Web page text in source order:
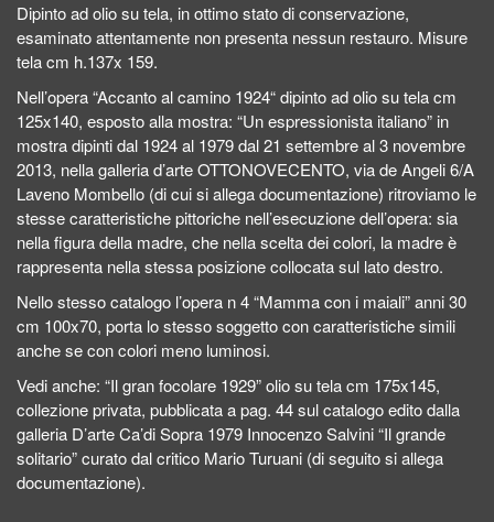
Dipinto ad olio su tela, in ottimo stato di conservazione,
esaminato attentamente non presenta nessun restauro. Misure
tela cm h.137x 159.
Nell’opera “Accanto al camino 1924“ dipinto ad olio su tela cm
125x140, esposto alla mostra: “Un espressionista italiano” in
mostra dipinti dal 1924 al 1979 dal 21 settembre al 3 novembre
2013, nella galleria d’arte OTTONOVECENTO, via de Angeli 6/A
Laveno Mombello (di cui si allega documentazione) ritroviamo le
stesse caratteristiche pittoriche nell’esecuzione dell’opera: sia
nella figura della madre, che nella scelta dei colori, la madre è
rappresenta nella stessa posizione collocata sul lato destro.
Nello stesso catalogo l’opera n 4 “Mamma con i maiali” anni 30
cm 100x70, porta lo stesso soggetto con caratteristiche simili
anche se con colori meno luminosi.
Vedi anche: “Il gran focolare 1929” olio su tela cm 175x145,
collezione privata, pubblicata a pag. 44 sul catalogo edito dalla
galleria D’arte Ca’di Sopra 1979 Innocenzo Salvini “Il grande
solitario” curato dal critico Mario Turuani (di seguito si allega
documentazione).